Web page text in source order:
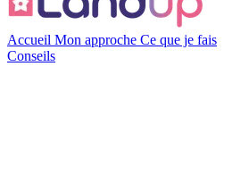
Accueil Mon approche Ce que je fais
Conseils